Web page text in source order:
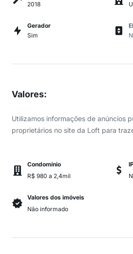
2018
Gerador
Sim
Valores:
Utilizamos informações de anúncios
proprietários no site da Loft para
Condomínio
R$ 980 a 2,4mil
Valores dos imóveis
Não informado